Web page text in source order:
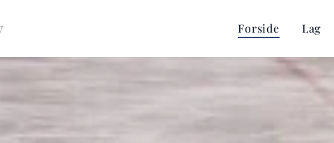
Forside Lag